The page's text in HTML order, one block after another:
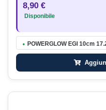
8,90 €
Disponibile
● POWERGLOW EGI 10cm